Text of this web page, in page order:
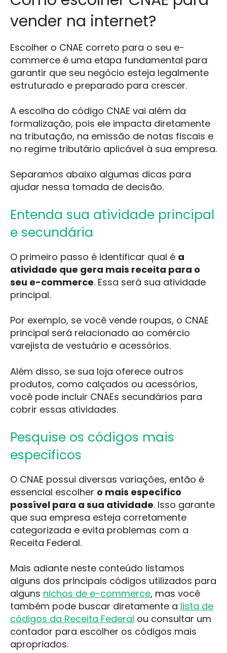
vender na internet?
Escolher o CNAE correto para o seu e-
commerce é uma etapa fundamental para
garantir que seu negócio esteja legalmente
estruturado e preparado para crescer.
A escolha do código CNAE vai além da
formalização, pois ele impacta diretamente
na tributação, na emissão de notas fiscais e
no regime tributário aplicável à sua empresa.
Separamos abaixo algumas dicas para
ajudar nessa tomada de decisão.
Entenda sua atividade principal
e secundária
O primeiro passo é identificar qual é a
atividade que gera mais receita para o
seu e-commerce. Essa será sua atividade
principal.
Por exemplo, se você vende roupas, o CNAE
principal será relacionado ao comércio
varejista de vestuário e acessórios.
Além disso, se sua loja oferece outros
produtos, como calçados ou acessórios,
você pode incluir CNAEs secundários para
cobrir essas atividades.
Pesquise os códigos mais
específicos
O CNAE possui diversas variações, então é
essencial escolher o mais específico
possível para a sua atividade. Isso garante
que sua empresa esteja corretamente
categorizada e evita problemas com a
Receita Federal.
Mais adiante neste conteúdo listamos
alguns dos principais códigos utilizados para
alguns nichos de e-commerce, mas você
também pode buscar diretamente a lista de
códigos da Receita Federal ou consultar um
contador para escolher os códigos mais
apropriados.